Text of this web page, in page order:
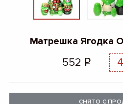
Матрешка Ягодка
552 q
СНЯТО С